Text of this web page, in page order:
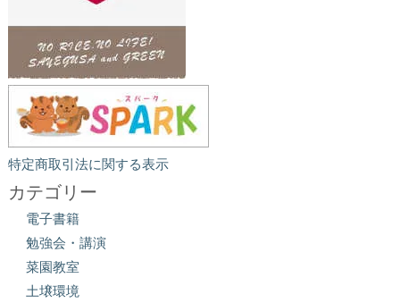
特定商取引法に関する表示
カテゴリー
電子書籍
勉強会・講演
菜園教室
土壌環境